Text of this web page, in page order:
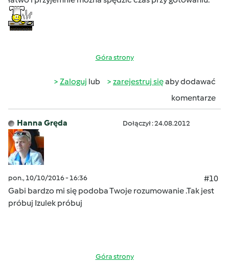
Góra strony
Zaloguj lub zarejestruj sięaby dodawać
komentarze
Hanna Gręda Dołączył : 24.08.2012
pon., 10/10/2016 - 16:36
#10
Gabi bardzo mi się podoba Twoje rozumowanie .Tak jest
próbuj Izulek próbuj
Góra strony